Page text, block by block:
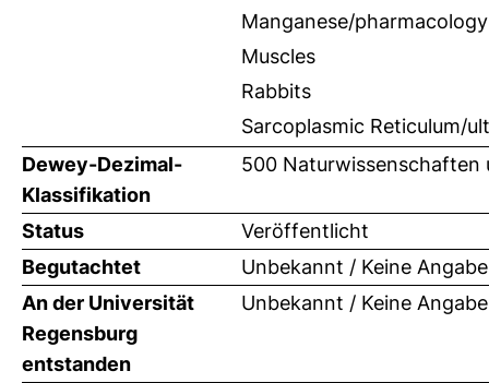
Manganese/pharmacology
Muscles
Rabbits
Sarcoplasmic Reticulum/
Dewey-Dezimal-
Klassifikation
500 Naturwissenschaften
Status
Veröffentlicht
Begutachtet
Unbekannt / Keine Angabe
An der Universität
Regensburg
entstanden
Unbekannt / Keine Angabe